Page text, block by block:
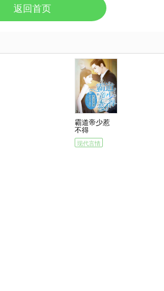
返回首页
霸道帝少惹
不得
现代言情